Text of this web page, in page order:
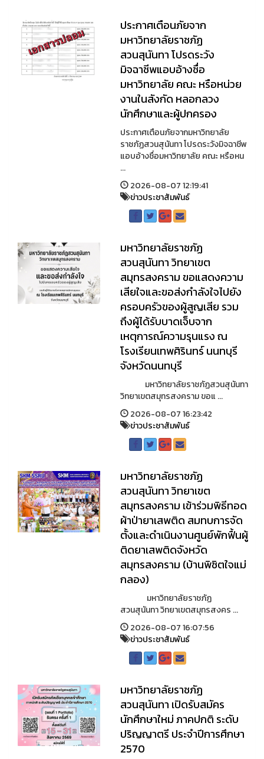
ประกาศเตือนภัยจาก
มหาวิทยาลัยราชภัฏ
สวนสุนันทา โปรดระวัง
มิจฉาชีพแอบอ้างชื่อ
มหาวิทยาลัย คณะ หรือหน่วย
งานในสังกัด หลอกลวง
นักศึกษาและผู้ปกครอง
ประกาศเตือนภัยจากมหาวิทยาลัย
ราชภัฏสวนสุนันทา โปรดระวังมิจฉาชีพ
แอบอ้างชื่อมหาวิทยาลัย คณะ หรือหน
...
2026-08-07 12:19:41
ข่าวประชาสัมพันธ์
มหาวิทยาลัยราชภัฏ
สวนสุนันทา วิทยาเขต
สมุทรสงคราม ขอแสดงความ
เสียใจและขอส่งกำลังใจไปยัง
ครอบครัวของผู้สูญเสีย รวม
ถึงผู้ได้รับบาดเจ็บจาก
เหตุการณ์ความรุนแรง ณ
โรงเรียนเทพศิรินทร์ นนทบุรี
จังหวัดนนทบุรี
มหาวิทยาลัยราชภัฏสวนสุนันทา
วิทยาเขตสมุทรสงคราม ขอแ ...
2026-08-07 16:23:42
ข่าวประชาสัมพันธ์
มหาวิทยาลัยราชภัฏ
สวนสุนันทา วิทยาเขต
สมุทรสงคราม เข้าร่วมพิธีทอด
ผ้าป่ายาเสพติด สมทบการจัด
ตั้งและดำเนินงานศูนย์พักฟื้นผู้
ติดยาเสพติดจังหวัด
สมุทรสงคราม (บ้านพิชิตใจแม่
กลอง)
มหาวิทยาลัยราชภัฏ
สวนสุนันทา วิทยาเขตสมุทรสงคร ...
2026-08-07 16:07:56
ข่าวประชาสัมพันธ์
มหาวิทยาลัยราชภัฏ
สวนสุนันทา เปิดรับสมัคร
นักศึกษาใหม่ ภาคปกติ ระดับ
ปริญญาตรี ประจำปีการศึกษา
2570